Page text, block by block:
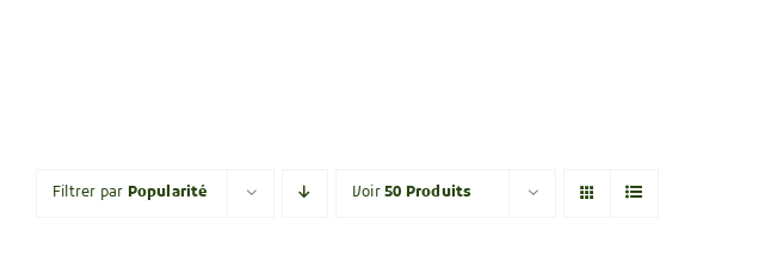
Filtrer par Popularité Voir50 Produits